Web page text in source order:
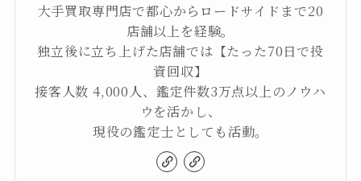
大手買取専門店で都心からロードサイドまで20
店舗以上を経験。
独立後に立ち上げた店舗では【たった70日で投
資回収】
接客人数 4,000人、鑑定件数3万点以上のノウハ
ウを活かし、
現役の鑑定士としても活動。